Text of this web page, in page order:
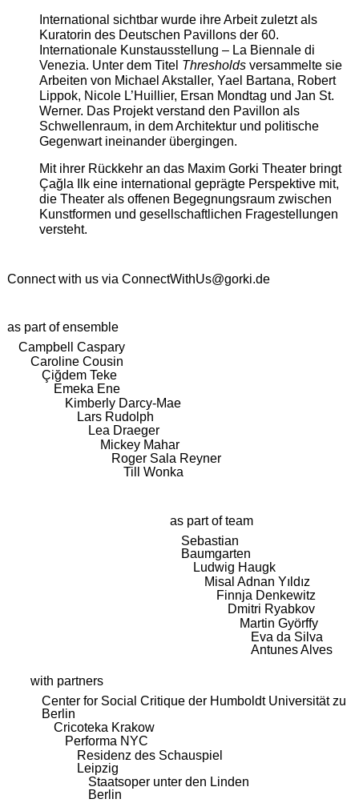
International sichtbar wurde ihre Arbeit zuletzt als
Kuratorin des Deutschen Pavillons der 60.
Internationale Kunstausstellung – La Biennale di
Venezia. Unter dem Titel Thresholdsversammelte sie
Arbeiten von Michael Akstaller, Yael Bartana, Robert
Lippok, Nicole L’Huillier, Ersan Mondtag und Jan St.
Werner. Das Projekt verstand den Pavillon als
Schwellenraum, in dem Architektur und politische
Gegenwart ineinander übergingen.
Mit ihrer Rückkehr an das Maxim Gorki Theater bringt
Çağla Ilk eine international geprägte Perspektive mit,
die Theater als offenen Begegnungsraum zwischen
Kunstformen und gesellschaftlichen Fragestellungen
versteht.
Connect with us via ConnectWithUs@gorki.de
as part of ensemble
Campbell Caspary
Caroline Cousin
Çiğdem Teke
Emeka Ene
Kimberly Darcy-Mae
Lars Rudolph
Lea Draeger
Mickey Mahar
Roger Sala Reyner
Till Wonka
as part of team
Sebastian
Baumgarten
Ludwig Haugk
Misal Adnan Yıldız
Finnja Denkewitz
Dmitri Ryabkov
Martin Györffy
Eva da Silva
Antunes Alves
with partners
Center for Social Critique der Humboldt Universität zu
Berlin
Cricoteka Krakow
Performa NYC
Residenz des Schauspiel
Leipzig
Staatsoper unter den Linden
Berlin